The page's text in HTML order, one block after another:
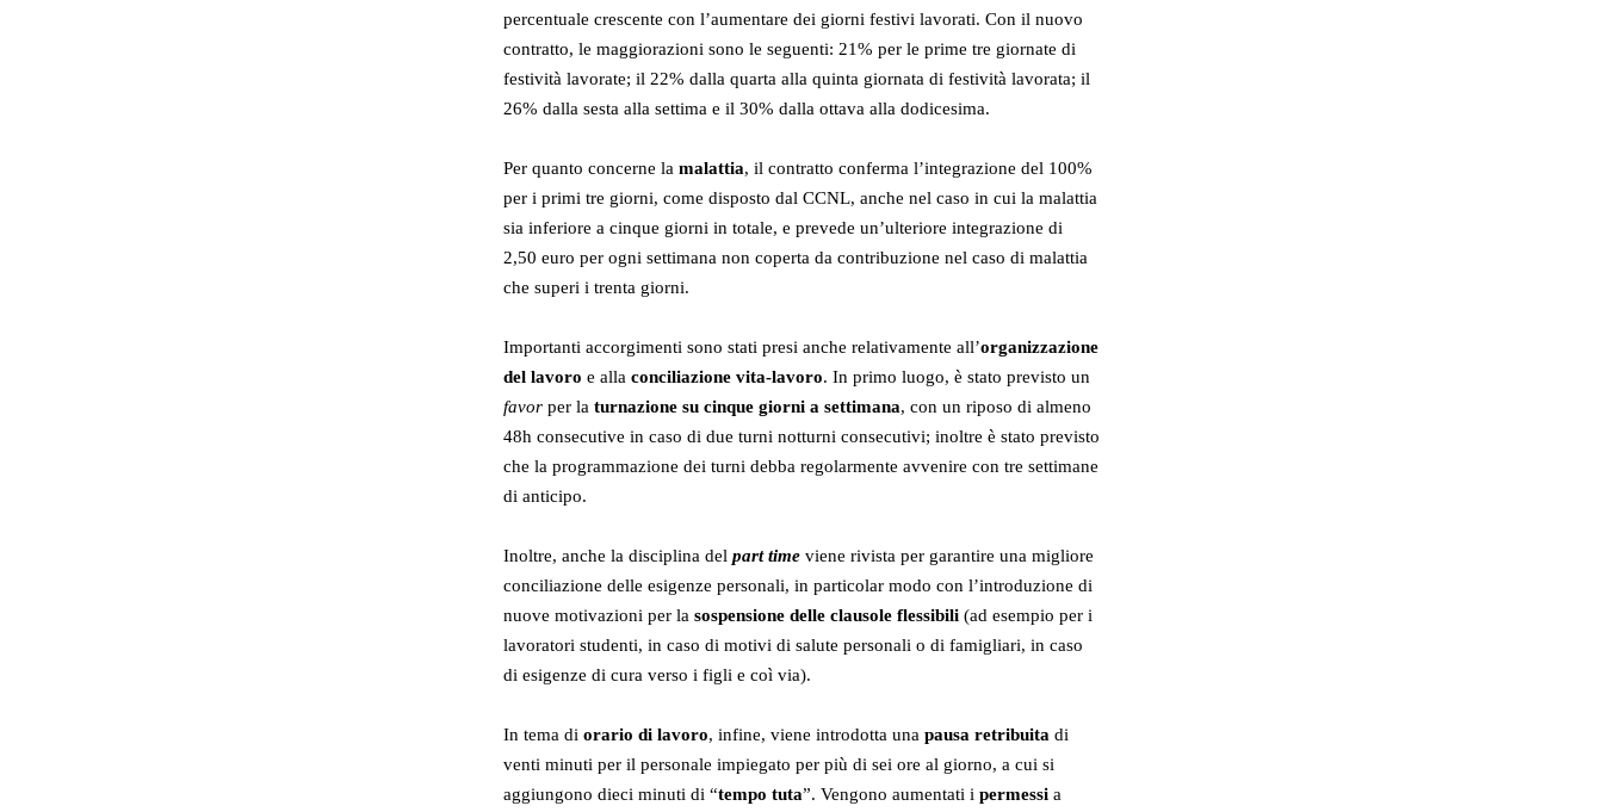
percentuale crescente con l’aumentare dei giorni festivi lavorati. Con il nuovo
contratto, le maggiorazioni sono le seguenti: 21% per le prime tre giornate di
festività lavorate; il 22% dalla quarta alla quinta giornata di festività lavorata; il
26% dalla sesta alla settima e il 30% dalla ottava alla dodicesima.
Per quanto concerne la malattia, il contratto conferma l’integrazione del 100%
per i primi tre giorni, come disposto dal CCNL, anche nel caso in cui la malattia
sia inferiore a cinque giorni in totale, e prevede un’ulteriore integrazione di
2,50 euro per ogni settimana non coperta da contribuzione nel caso di malattia
che superi i trenta giorni.
Importanti accorgimenti sono stati presi anche relativamente all’organizzazione
del lavoro e alla conciliazione vita-lavoro. In primo luogo, è stato previsto un
favor per la turnazione su cinque giorni a settimana, con un riposo di almeno
48h consecutive in caso di due turni notturni consecutivi; inoltre è stato previsto
che la programmazione dei turni debba regolarmente avvenire con tre settimane
di anticipo.
Inoltre, anche la disciplina del part time viene rivista per garantire una migliore
conciliazione delle esigenze personali, in particolar modo con l’introduzione di
nuove motivazioni per la sospensione delle clausole flessibili (ad esempio per i
lavoratori studenti, in caso di motivi di salute personali o di famigliari, in caso
di esigenze di cura verso i figli e coì via).
In tema di orario di lavoro, infine, viene introdotta una pausa retribuita di
venti minuti per il personale impiegato per più di sei ore al giorno, a cui si
aggiungono dieci minuti di “tempo tuta”. Vengono aumentati i permessi a